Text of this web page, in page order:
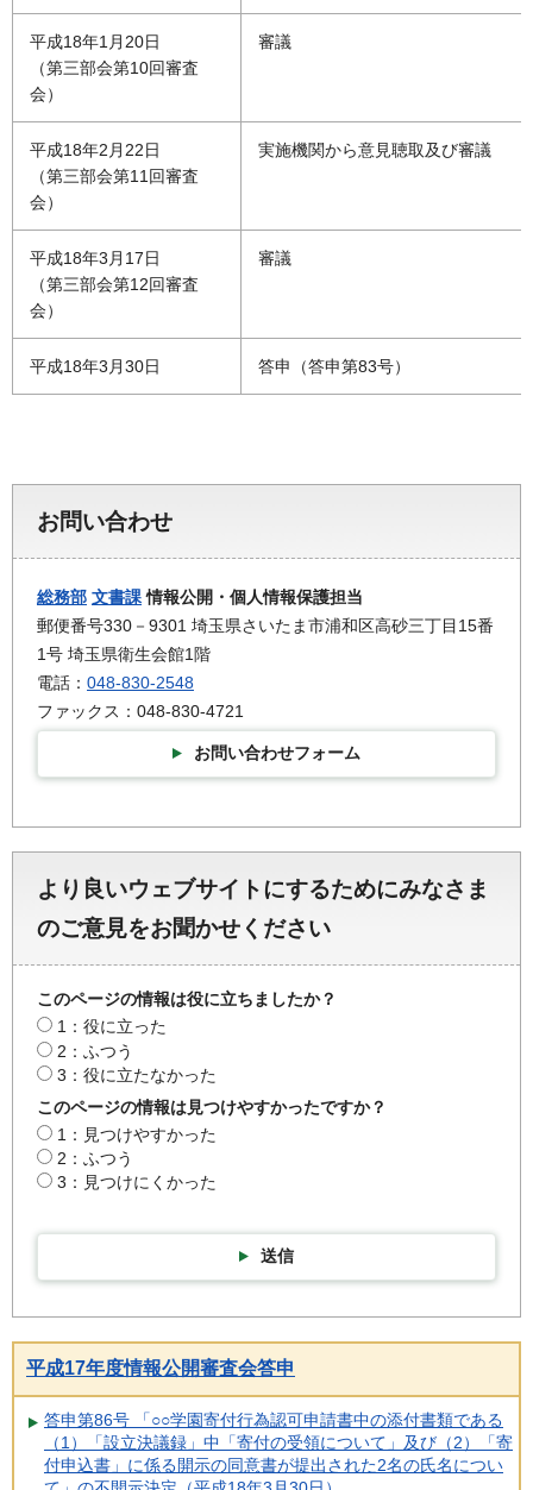
平成18年1月20日
（第三部会第10回審査
会）
審議
平成18年2月22日
（第三部会第11回審査
会）
実施機関から意見聴取及び審議
平成18年3月17日
（第三部会第12回審査
会）
審議
平成18年3月30日 答申（答申第83号）
お問い合わせ
総務部 文書課情報公開・個人情報保護担当
郵便番号330－9301 埼玉県さいたま市浦和区高砂三丁目15番
1号 埼玉県衛生会館1階
電話： 048-830-2548
ファックス：048-830-4721
お問い合わせフォーム
より良いウェブサイトにするためにみなさま
のご意見をお聞かせください
このページの情報は役に立ちましたか？
1：役に立った
2：ふつう
3：役に立たなかった
このページの情報は見つけやすかったですか？
1：見つけやすかった
2：ふつう
3：見つけにくかった
送信
平成17年度情報公開審査会答申
答申第86号 「○○学園寄付行為認可申請書中の添付書類である
（1）「設立決議録」中「寄付の受領について」及び（2）「寄
付申込書」に係る開示の同意書が提出された2名の氏名につい